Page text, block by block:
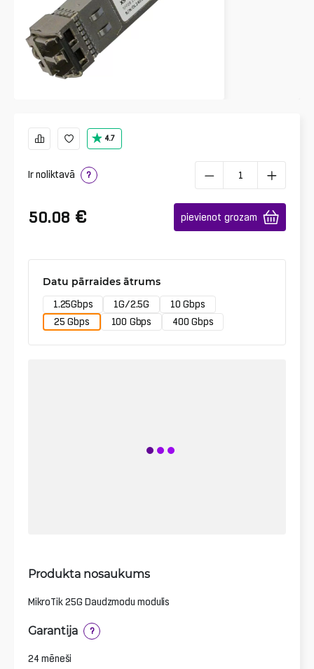
4.7
Ir noliktavā ?
50.08 € pievienot grozam
Datu pārraides ātrums
1.25Gbps 1G/2.5G
10 Gbps
25 Gbps
100 Gbps 400 Gbps
Produkta nosaukums
MikroTik 25G Daudzmodu modulis
Garantija ?
24 mēneši